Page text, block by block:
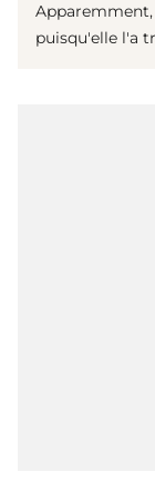
puisqu'elle l'a